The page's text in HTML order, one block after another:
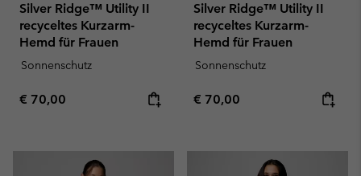
Silver Ridge™ Utility II
recyceltes Kurzarm-
Hemd für Frauen
Sonnenschutz
Regular price:
€ 70,00
Silver Ridge™ Utility II
recyceltes Kurzarm-
Hemd für Frauen
Sonnenschutz
Regular price:
€ 70,00